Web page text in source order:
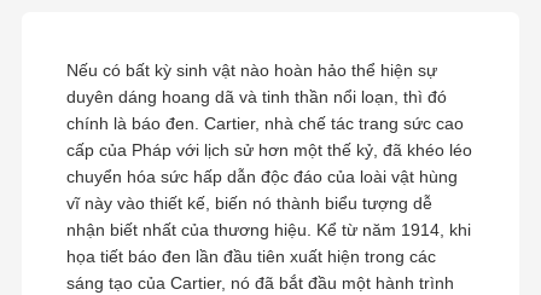
Nếu có bất kỳ sinh vật nào hoàn hảo thể hiện sự
duyên dáng hoang dã và tinh thần nổi loạn, thì đó
chính là báo đen. Cartier, nhà chế tác trang sức cao
cấp của Pháp với lịch sử hơn một thế kỷ, đã khéo léo
chuyển hóa sức hấp dẫn độc đáo của loài vật hùng
vĩ này vào thiết kế, biến nó thành biểu tượng dễ
nhận biết nhất của thương hiệu. Kể từ năm 1914, khi
họa tiết báo đen lần đầu tiên xuất hiện trong các
sáng tạo của Cartier, nó đã bắt đầu một hành trình